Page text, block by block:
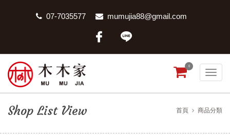
07-7035577 mumujia88@gmail.com
0
Shop List View 首頁 商品分類